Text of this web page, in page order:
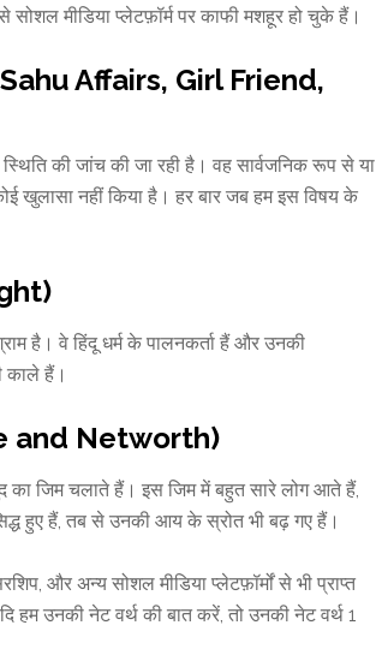
मीडिया प्लेटफ़ॉर्म पर काफी मशहूर हो चुके हैं।
Sahu Affairs, Girl Friend,
की जांच की जा रही है। वह सार्वजनिक रूप से या
खुलासा नहीं किया है। हर बार जब हम इस विषय के
है। वे हिंदू धर्म के पालनकर्ता हैं और उनकी
काले हैं।
and Networth)
जिम चलाते हैं। इस जिम में बहुत सारे लोग आते हैं,
हुए हैं, तब से उनकी आय के स्रोत भी बढ़ गए हैं।
और अन्य सोशल मीडिया प्लेटफ़ॉर्मों से भी प्राप्त
उनकी नेट वर्थ की बात करें, तो उनकी नेट वर्थ 1